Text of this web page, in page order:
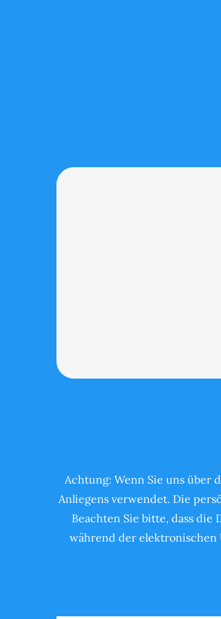
Achtung: Wenn Sie uns über
Anliegens verwendet. Die
Beachten Sie bitte, dass
während der elektronischen